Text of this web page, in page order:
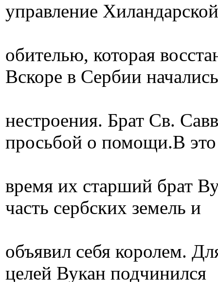
управление Хиландарской
обителью, которая
Вскоре в Сербии начались
нестроения. Брат Св.
просьбой о помощи.В это
время их старший брат
часть сербских земель и
объявил себя королем.
целей Вукан подчинился